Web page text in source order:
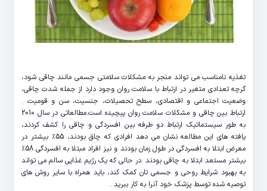
تغذیه نامناسب می تواند منجر به مشکلات سلامتی جسمی مانند چاقی شود،
گرچه تعدادی متغیر در ارتباط با سلامت روان وجود دارد از جمله شدت چاقی،
وضعیت اجتماعی و اقتصادی، سطح تحصیلات، جنسیت، سن و قومیت .
ارتباط بین چاقی و مشکلات سلامت روان پیچیده است.مطالعاتی در سال 2010
به طور سیستماتیک ارتباط دو طرفه بین افسردگی و چاقی را کشف کردند،
یافته های این مطالعه نشان می دهد افرادی که چاق بودند، 55٪ بیشتر در
معرض ابتلا به افسردگی در طول زمان بودند و نیز افراد مبتلا به افسردگی 58٪
بیشتر مستعد ابتلا به چاقی بودند .در حالی که یک رژیم غذایی سالم می تواند
به بهبود شرایط روحی و جسمی تان کمک کند، باید همراه با سایر روش های
توصیه شده توسط پزشک خود آنرا به کار ببرید .